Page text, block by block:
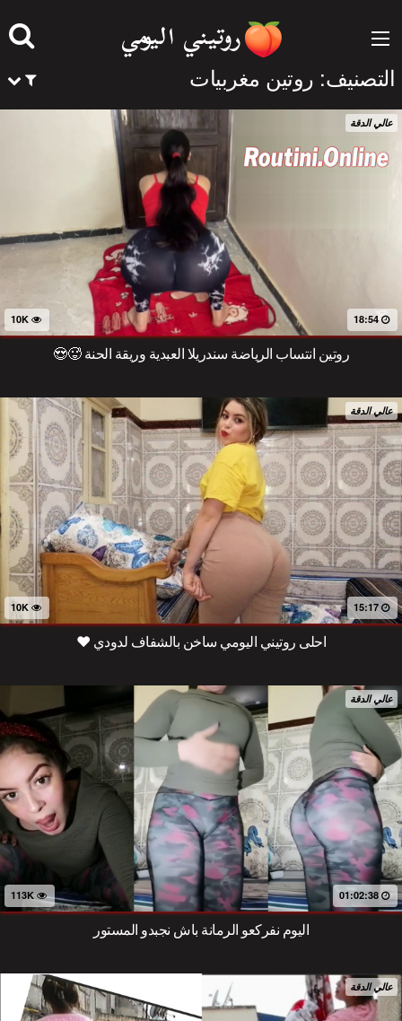
الى
المحتوى
التصنيف: روتين مغربيات
عالي الدقة
18:54
روتين انتساب الرياضة سندريلا العبدية وريقة الحنة 🥵😍
عالي الدقة
15:17
احلى روتيني اليومي ساخن بالشفاف لدودي ❤️
عالي الدقة
113K 01:02:38
اليوم نفركعو الرمانة باش نجبدو المستور
عالي الدقة